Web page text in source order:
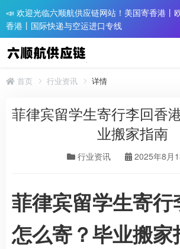
📣 欢迎光临六顺航供应链网站！美国寄香港丨
香港丨国际快递与空运进口专线
首页 行业资讯 详情
菲律宾留学生寄行李回香
业搬家指南
行业资讯 2025年8月
菲律宾留学生寄行
怎么寄？毕业搬家